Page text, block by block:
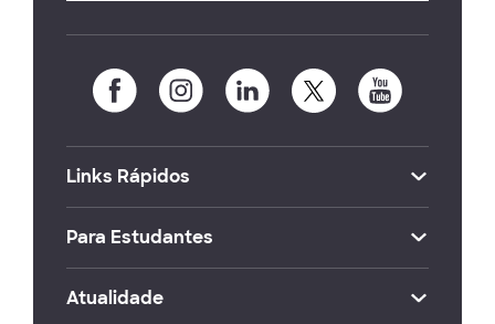
Links Rápidos
Para Estudantes
Atualidade